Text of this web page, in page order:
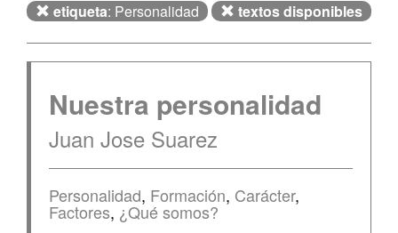
etiqueta: Personalidad textos disponibles
Nuestra personalidad
Juan Jose Suarez
Personalidad, Formación, Carácter,
Factores, ¿Qué somos?